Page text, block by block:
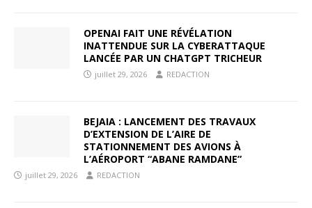
OPENAI FAIT UNE RÉVÉLATION
INATTENDUE SUR LA CYBERATTAQUE
LANCÉE PAR UN CHATGPT TRICHEUR
juillet 29, 2026 REDACTION
BEJAIA : LANCEMENT DES TRAVAUX
D’EXTENSION DE L’AIRE DE
STATIONNEMENT DES AVIONS À
L’AÉROPORT “ABANE RAMDANE”
juillet 29, 2026 REDACTION